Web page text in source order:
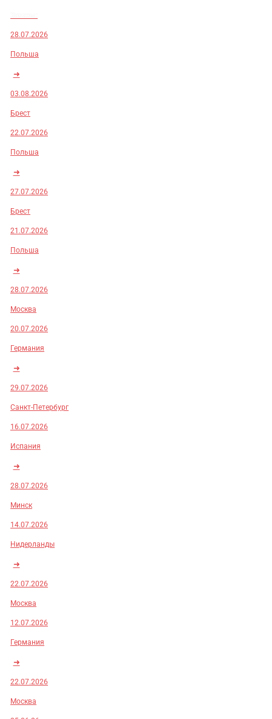
28.07.2026
Польша
➜
03.08.2026
Брест
22.07.2026
Польша
➜
27.07.2026
Брест
21.07.2026
Польша
➜
28.07.2026
Москва
20.07.2026
Германия
➜
29.07.2026
Санкт-Петербург
16.07.2026
Испания
➜
28.07.2026
Минск
14.07.2026
Нидерланды
➜
22.07.2026
Москва
12.07.2026
Германия
➜
22.07.2026
Москва